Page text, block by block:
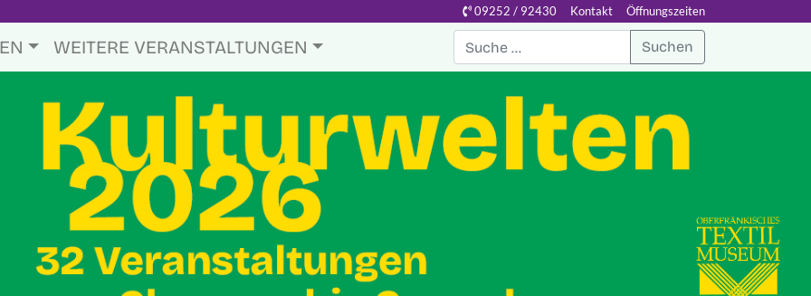
09252 / 92430 Kontakt Öffnungszeiten
WEITERE VERANSTALTUNGEN Suchen